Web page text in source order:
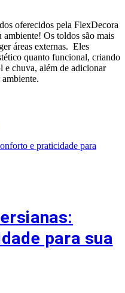
oferecidos pela FlexDecora
ambiente! Os toldos são mais
áreas externas. Eles
quanto funcional, criando
e chuva, além de adicionar
para sua